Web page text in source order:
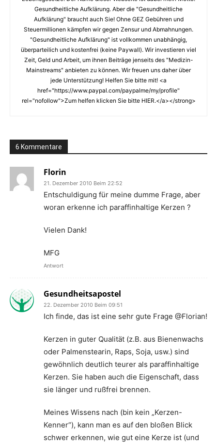
Gesundheitliche Aufklärung. Aber die "Gesundheitliche
Aufklärung" braucht auch Sie! Ohne GEZ Gebühren und
Steuermillionen kämpfen wir gegen Zensur und Abmahnungen.
"Gesundheitliche Aufklärung" ist vollkommen unabhängig,
überparteilich und kostenfrei (keine Paywall). Wir investieren viel
Zeit, Geld und Arbeit, um ihnen Beiträge jenseits des "Medizin-
Mainstreams" anbieten zu können. Wir freuen uns daher über
jede Unterstützung! Helfen Sie bitte mit! <a
href="https://www.paypal.com/paypalme/my/profile"
rel="nofollow">Zum helfen klicken Sie bitte HIER.</a></strong>
6 Kommentare
Florin
21. Dezember 2010 Beim 22:52
Entschuldigung für meine dumme Frage, aber
woran erkenne ich paraffinhaltige Kerzen ?
Vielen Dank!
MFG
Antwort
Gesundheitsapostel
22. Dezember 2010 Beim 09:51
Ich finde, das ist eine sehr gute Frage @Florian!
Kerzen in guter Qualität (z.B. aus Bienenwachs
oder Palmenstearin, Raps, Soja, usw.) sind
gewöhnlich deutlich teurer als paraffinhaltige
Kerzen. Sie haben auch die Eigenschaft, dass
sie länger und rußfrei brennen.
Meines Wissens nach (bin kein „Kerzen-
Kenner“), kann man es auf den bloßen Blick
schwer erkennen, wie gut eine Kerze ist (und